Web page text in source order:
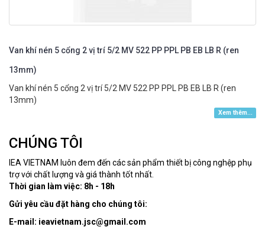
Van khí nén 5 cổng 2 vị trí 5/2 MV 522 PP PPL PB EB LB R (ren
13mm)
Van khí nén 5 cổng 2 vị trí 5/2 MV 522 PP PPL PB EB LB R (ren
13mm)
Xem thêm...
CHÚNG TÔI
IEA VIETNAM luôn đem đến các sản phẩm thiết bị công nghệp phụ
trợ với chất lượng và giá thành tốt nhất.
Thời gian làm việc: 8h - 18h
Gửi yêu cầu đặt hàng cho chúng tôi:
E-mail: ieavietnam.jsc@gmail.com